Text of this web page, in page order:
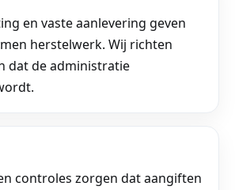
en vaste aanlevering geven
herstelwerk. Wij richten
dat de administratie
controles zorgen dat aangiften